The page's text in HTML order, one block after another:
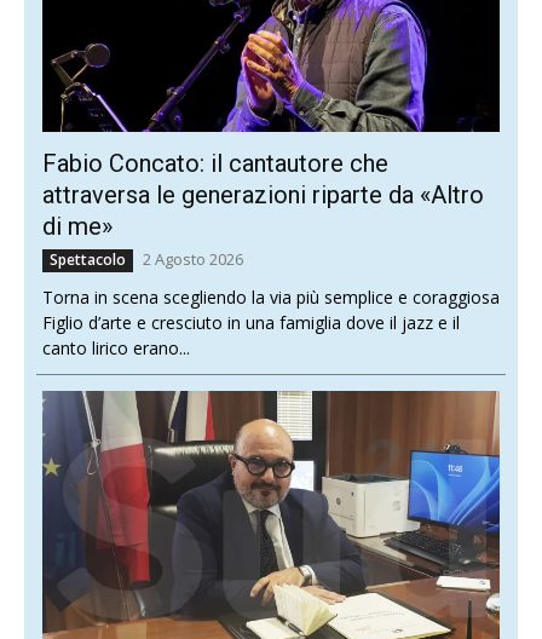
Fabio Concato: il cantautore che
attraversa le generazioni riparte da «Altro
di me»
Spettacolo 2 Agosto 2026
Torna in scena scegliendo la via più semplice e coraggiosa
Figlio d’arte e cresciuto in una famiglia dove il jazz e il
canto lirico erano...